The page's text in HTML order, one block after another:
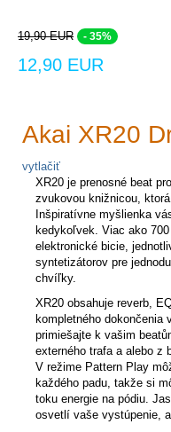
19,90 EUR - 35%
12,90 EUR
Akai XR20
vytlačiť
XR20 je prenosné beat
zvukovou knižnicou,
Inšpiratívne myšlienka
kedykoľvek. Viac ako
elektronické bicie,
syntetizátorov pre
chvíľky.
XR20 obsahuje reverb,
kompletného dokončenia
primiešajte k vašim
externého trafa a alebo z
V režime Pattern Play
každého padu, takže si
toku energie na pódiu.
osvetlí vaše vystúpenie,